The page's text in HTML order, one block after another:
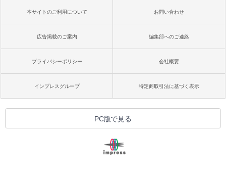
本サイトのご利用について お問い合わせ
広告掲載のご案内 編集部へのご連絡
プライバシーポリシー 会社概要
インプレスグループ 特定商取引法に基づく表示
PC版で見る